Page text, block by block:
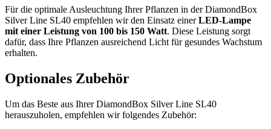
Für die optimale Ausleuchtung Ihrer Pflanzen in der DiamondBox
Silver Line SL40 empfehlen wir den Einsatz einerLED-Lampe
mit einer Leistung von 100 bis 150 Watt. Diese Leistung sorgt
dafür, dass Ihre Pflanzen ausreichend Licht für gesundes Wachstum
erhalten.
Optionales Zubehör
Um das Beste aus Ihrer DiamondBox Silver Line SL40
herauszuholen, empfehlen wir folgendes Zubehör: